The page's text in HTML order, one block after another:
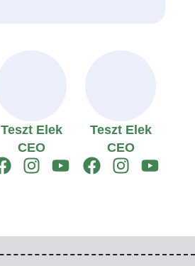
Teszt Elek
CEO
Teszt Elek
CEO